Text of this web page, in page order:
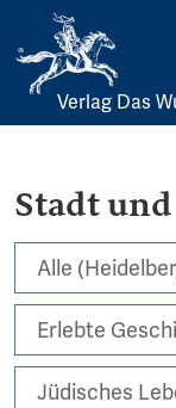
Skip
Verlag Das
Stadt
Alle
Erlebte
Jüdisches